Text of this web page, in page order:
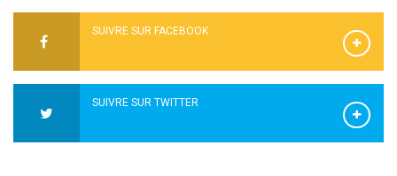
SUIVRE SUR FACEBOOK
SUIVRE SUR TWITTER